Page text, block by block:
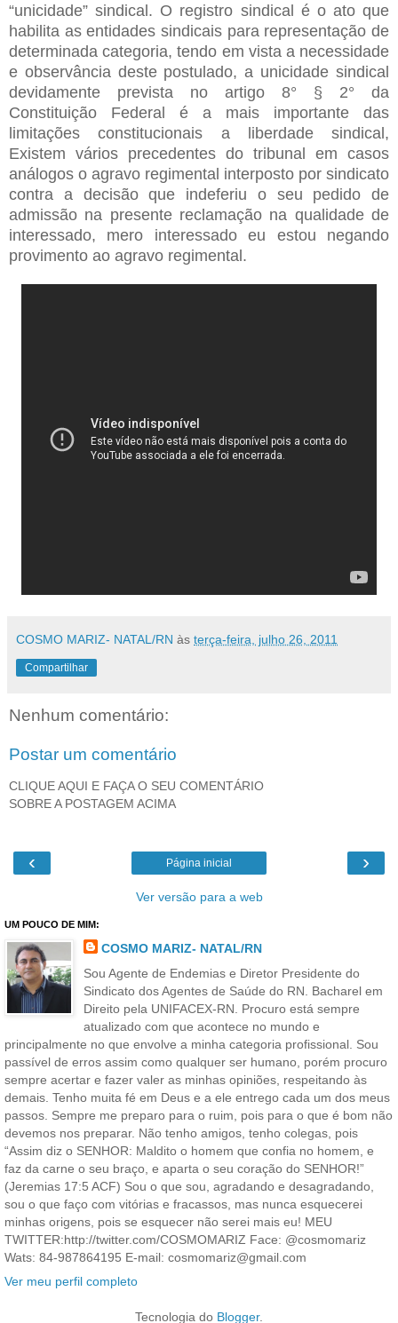
“unicidade” sindical. O registro sindical é o ato que
habilita as entidades sindicais para representação de
determinada categoria, tendo em vista a necessidade
e observância deste postulado, a unicidade sindical
devidamente prevista no artigo 8° § 2° da
Constituição Federal é a mais importante das
limitações constitucionais a liberdade sindical,
Existem vários precedentes do tribunal em casos
análogos o agravo regimental interposto por sindicato
contra a decisão que indeferiu o seu pedido de
admissão na presente reclamação na qualidade de
interessado, mero interessado eu estou negando
provimento ao agravo regimental.
COSMO MARIZ- NATAL/RN às terça-feira, julho 26, 2011
Compartilhar
Nenhum comentário:
Postar um comentário
CLIQUE AQUI E FAÇA O SEU COMENTÁRIO
SOBRE A POSTAGEM ACIMA
‹ ›
Página inicial
Ver versão para a web
UM POUCO DE MIM:
COSMO MARIZ- NATAL/RN
Sou Agente de Endemias e Diretor Presidente do
Sindicato dos Agentes de Saúde do RN. Bacharel em
Direito pela UNIFACEX-RN. Procuro está sempre
atualizado com que acontece no mundo e
principalmente no que envolve a minha categoria profissional. Sou
passível de erros assim como qualquer ser humano, porém procuro
sempre acertar e fazer valer as minhas opiniões, respeitando às
demais. Tenho muita fé em Deus e a ele entrego cada um dos meus
passos. Sempre me preparo para o ruim, pois para o que é bom não
devemos nos preparar. Não tenho amigos, tenho colegas, pois
“Assim diz o SENHOR: Maldito o homem que confia no homem, e
faz da carne o seu braço, e aparta o seu coração do SENHOR!”
(Jeremias 17:5 ACF) Sou o que sou, agradando e desagradando,
sou o que faço com vitórias e fracassos, mas nunca esquecerei
minhas origens, pois se esquecer não serei mais eu! MEU
TWITTER:http://twitter.com/COSMOMARIZ Face: @cosmomariz
Wats: 84-987864195 E-mail: cosmomariz@gmail.com
Ver meu perfil completo
Tecnologia do Blogger.